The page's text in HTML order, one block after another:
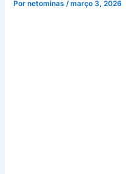
Pornetominas/março 3, 2026